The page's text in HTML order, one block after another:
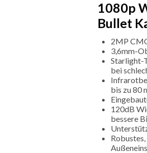
1080p
Bullet
2MP
3,6mm-
Starlight-
bei
bis zu 80
120dB
bessere